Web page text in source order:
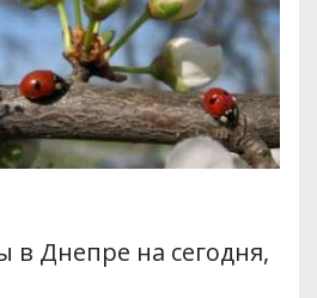
в Днепре на сегодня,